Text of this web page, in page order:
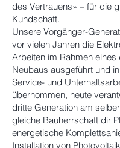
des Vertrauens» – für die
Kundschaft.
Unsere Vorgänger-
vor vielen Jahren die
Arbeiten im Rahmen eines
Neubaus ausgeführt und
Service- und
übernommen, heute
dritte Generation am
gleiche Bauherrschaft dir
energetische
Installation von